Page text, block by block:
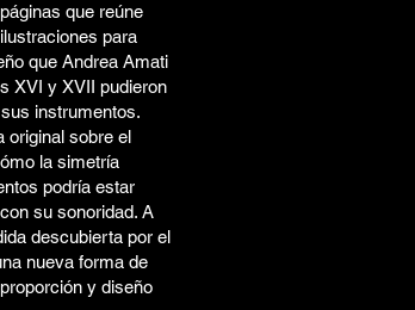
que reúne
para
que Andrea Amati
XVI y XVII pudieron
instrumentos.
original sobre el
la simetría
podría estar
su sonoridad. A
descubierta por el
nueva forma de
y diseño